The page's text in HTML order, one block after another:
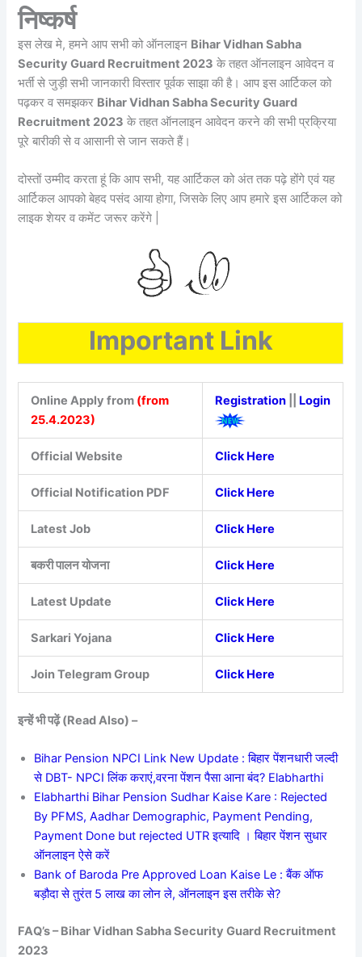
निष्कर्ष
इस लेख मे, हमने आप सभी को ऑनलाइन Bihar Vidhan Sabha
Security Guard Recruitment 2023 के तहत ऑनलाइन आवेदन व
भर्ती से जुड़ी सभी जानकारी विस्तार पूर्वक साझा की है। आप इस आर्टिकल को
पढ़कर व समझकर Bihar Vidhan Sabha Security Guard
Recruitment 2023 के तहत ऑनलाइन आवेदन करने की सभी प्रक्रिया
पूरे बारीकी से व आसानी से जान सकते हैं।
दोस्तों उम्मीद करता हूं कि आप सभी, यह आर्टिकल को अंत तक पढ़े होंगे एवं यह
आर्टिकल आपको बेहद पसंद आया होगा, जिसके लिए आप हमारे इस आर्टिकल को
लाइक शेयर व कमेंट जरूर करेंगे |
Important Link
Online Apply from (from
25.4.2023)
Registration Login
Official Website Click Here
Official Notification PDF Click Here
Latest Job Click Here
बकरी पालन योजना Click Here
Latest Update Click Here
Sarkari Yojana Click Here
Join Telegram Group Click Here
इन्हें भी पढ़ें (Read Also) –
Bihar Pension NPCI Link New Update : बिहार पेंशनधारी जल्दी
से DBT- NPCI लिंक कराएं,वरना पेंशन पैसा आना बंद? Elabharthi
Elabharthi Bihar Pension Sudhar Kaise Kare : Rejected
By PFMS, Aadhar Demographic, Payment Pending,
Payment Done but rejected UTR इत्यादि । बिहार पेंशन सुधार
ऑनलाइन ऐसे करें
Bank of Baroda Pre Approved Loan Kaise Le : बैंक ऑफ
बड़ौदा से तुरंत 5 लाख का लोन ले, ऑनलाइन इस तरीके से?
FAQ’s – Bihar Vidhan Sabha Security Guard Recruitment
2023